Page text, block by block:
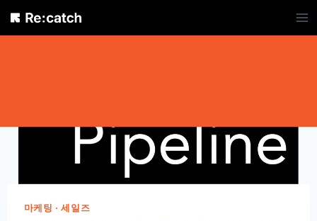
Skip
마케팅 · 세일즈